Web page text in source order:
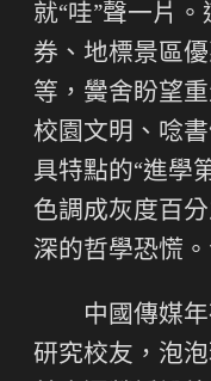
就“哇”聲一片
券、地標景區
等，黌舍盼望
校園文明、唸
具特點的“進學
色調成灰度百
深的哲學恐慌
中國傳媒
研究校友，泡